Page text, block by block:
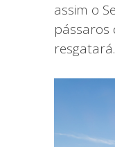
assim o
pássaros
resgatará.